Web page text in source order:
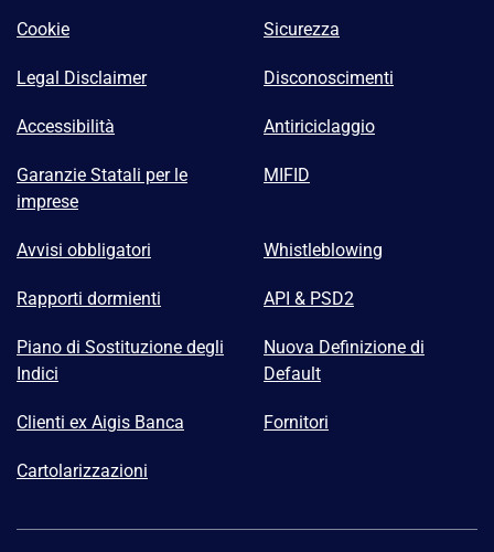
Cookie Sicurezza
Legal Disclaimer Disconoscimenti
Accessibilità Antiriciclaggio
Garanzie Statali per le
imprese
MIFID
Avvisi obbligatori Whistleblowing
Rapporti dormienti API & PSD2
Piano di Sostituzione degli
Indici
Nuova Definizione di
Default
Clienti ex Aigis Banca Fornitori
Cartolarizzazioni